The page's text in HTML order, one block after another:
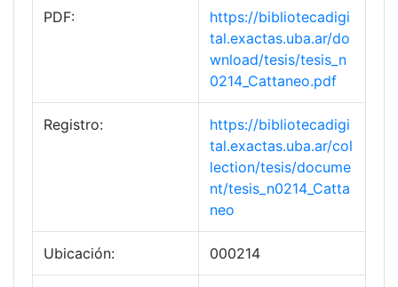
PDF:
https://bibliotecadigi
tal.exactas.uba.ar/do
wnload/tesis/tesis_n
0214_Cattaneo.pdf
Registro:
https://bibliotecadigi
tal.exactas.uba.ar/col
lection/tesis/docume
nt/tesis_n0214_Catta
neo
Ubicación: 000214